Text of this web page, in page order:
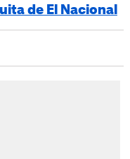
de El Nacional